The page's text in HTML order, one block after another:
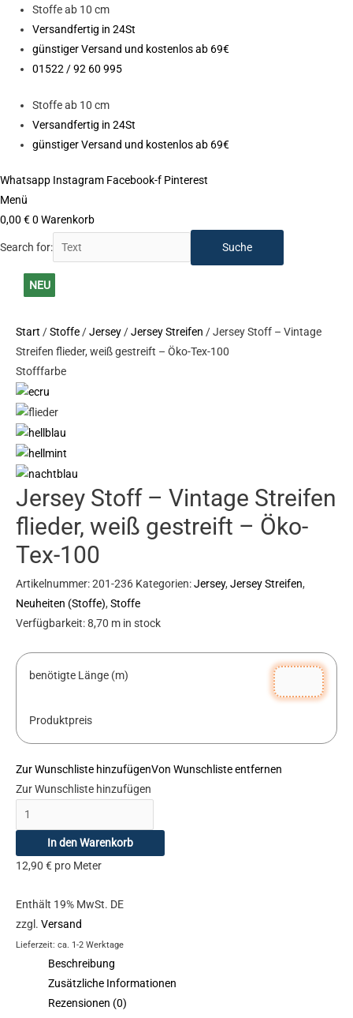
Zum
Inhalt
springen
Stoffe ab 10 cm
Versandfertig in 24St
günstiger Versand und kostenlos ab 69€
01522 / 92 60 995
Stoffe ab 10 cm
Versandfertig in 24St
günstiger Versand und kostenlos ab 69€
Whatsapp Instagram Facebook-f Pinterest
Menü
0,00 €0 Warenkorb
Search for:
NEU
Start /Stoffe/Jersey/Jersey Streifen / Jersey Stoff – Vintage
Streifen flieder, weiß gestreift – Öko-Tex-100
Stofffarbe
Jersey Stoff – Vintage Streifen
flieder, weiß gestreift – Öko-
Tex-100
Artikelnummer:201-236 Kategorien:Jersey, Jersey Streifen,
Neuheiten (Stoffe), Stoffe
Verfügbarkeit:8,70 m in stock
benötigte Länge (m)
Produktpreis
Zur Wunschliste hinzufügenVon Wunschliste entfernen
Zur Wunschliste hinzufügen
Jersey
Stoff
Vintage
Streifen
flieder,
weiß
gestreift
-
Öko-
Tex-
100
In den Warenkorb
12,90 € pro Meter
Enthält 19% MwSt. DE
zzgl. Versand
Lieferzeit: ca. 1-2 Werktage
Beschreibung
Zusätzliche Informationen
Rezensionen (0)
NEU
NEU
NEU
NEU
NEU
NEU
NEU
NEU
NEU
NEU